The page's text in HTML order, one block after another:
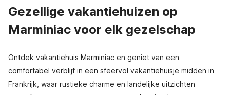
Gezellige vakantiehuizen op
Marminiac voor elk gezelschap
Ontdek vakantiehuis Marminiac en geniet van een
comfortabel verblijf in een sfeervol vakantiehuisje midden in
Frankrijk, waar rustieke charme en landelijke uitzichten